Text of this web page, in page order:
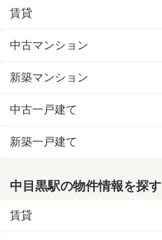
賃貸
中古マンション
新築マンション
中古一戸建て
新築一戸建て
中目黒駅の物件情報を探す
賃貸